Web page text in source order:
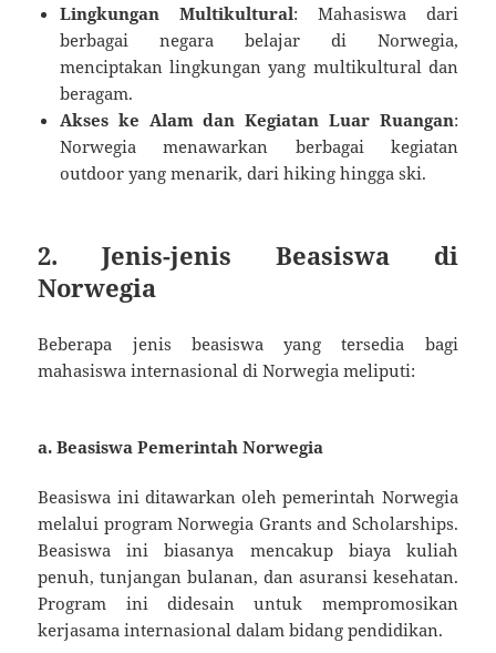
Lingkungan Multikultural: Mahasiswa dari
berbagai negara belajar di Norwegia,
menciptakan lingkungan yang multikultural dan
beragam.
Akses ke Alam dan Kegiatan Luar Ruangan:
Norwegia menawarkan berbagai kegiatan
outdoor yang menarik, dari hiking hingga ski.
2. Jenis-jenis Beasiswa di
Norwegia
Beberapa jenis beasiswa yang tersedia bagi
mahasiswa internasional di Norwegia meliputi:
a.Beasiswa Pemerintah Norwegia
Beasiswa ini ditawarkan oleh pemerintah Norwegia
melalui program Norwegia Grants and Scholarships.
Beasiswa ini biasanya mencakup biaya kuliah
penuh, tunjangan bulanan, dan asuransi kesehatan.
Program ini didesain untuk mempromosikan
kerjasama internasional dalam bidang pendidikan.